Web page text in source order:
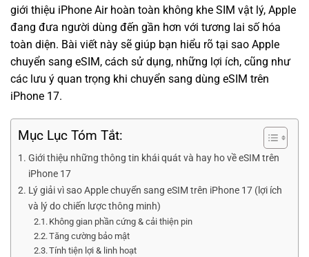
giới thiệu iPhone Air hoàn toàn không khe SIM vật lý, Apple
đang đưa người dùng đến gần hơn với tương lai số hóa
toàn diện. Bài viết này sẽ giúp bạn hiểu rõ tại sao Apple
chuyển sang eSIM, cách sử dụng, những lợi ích, cũng như
các lưu ý quan trọng khi chuyển sang dùng eSIM trên
iPhone 17.
Mục Lục Tóm Tắt:
Giới thiệu những thông tin khái quát và hay ho về eSIM trên
iPhone 17
Lý giải vì sao Apple chuyển sang eSIM trên iPhone 17 (lợi ích
và lý do chiến lược thông minh)
Không gian phần cứng & cải thiện pin
Tăng cường bảo mật
Tính tiện lợi & linh hoạt